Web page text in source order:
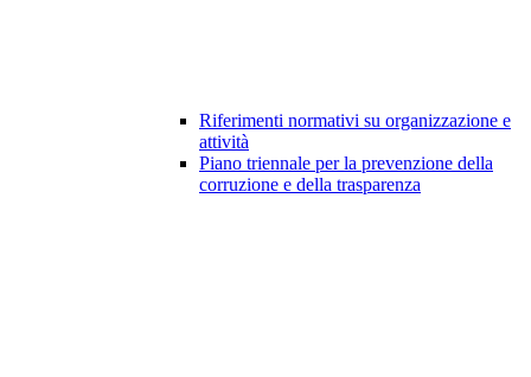
Riferimenti normativi su organizzazione e
attività
Piano triennale per la prevenzione della
corruzione e della trasparenza